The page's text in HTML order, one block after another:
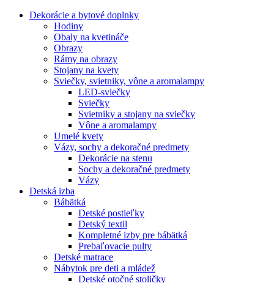
Dekorácie a bytové doplnky
Hodiny
Obaly na kvetináče
Obrazy
Rámy na obrazy
Stojany na kvety
Sviečky, svietniky, vône a aromalampy
LED-sviečky
Sviečky
Svietniky a stojany na sviečky
Vône a aromalampy
Umelé kvety
Vázy, sochy a dekoračné predmety
Dekorácie na stenu
Sochy a dekoračné predmety
Vázy
Detská izba
Bábätká
Detské postieľky
Detský textil
Kompletné izby pre bábätká
Prebaľovacie pulty
Detské matrace
Nábytok pre deti a mládež
Detské otočné stoličky